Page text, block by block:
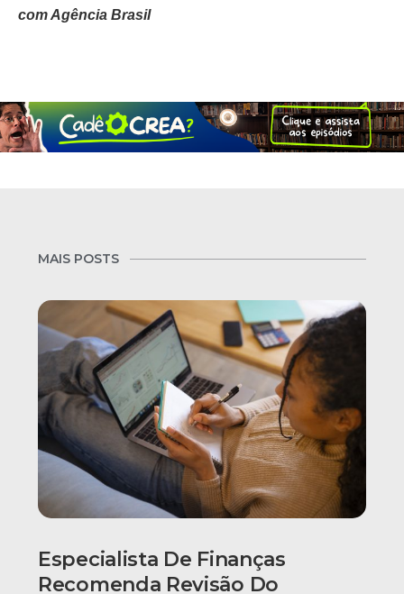
com Agência Brasil
MAIS POSTS
Especialista De Finanças
Recomenda Revisão Do